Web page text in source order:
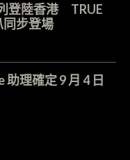
登陸香港 TRUE
同步登場
理確定 9 月 4 日